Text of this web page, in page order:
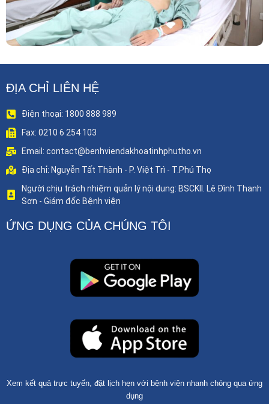
ĐỊA CHỈ LIÊN HỆ
Điện thoại: 1800 888 989
Fax: 0210 6 254 103
Email: contact@benhviendakhoatinhphutho.vn
Địa chỉ: Nguyễn Tất Thành - P. Việt Trì - T.Phú Thọ
Người chịu trách nhiệm quản lý nội dung: BSCKII. Lê Đình Thanh
Sơn - Giám đốc Bệnh viện
ỨNG DỤNG CỦA CHÚNG TÔI
Xem kết quả trực tuyến, đặt lịch hẹn với bệnh viện nhanh chóng qua ứng
dụng